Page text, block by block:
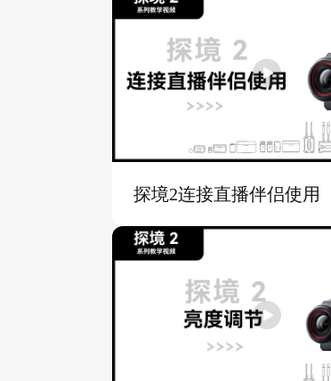
探境2连接直播伴侣使用